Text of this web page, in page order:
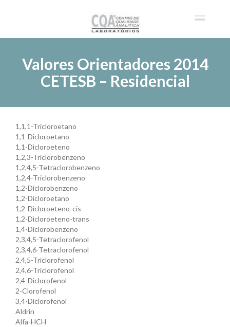
Valores Orientadores 2014
CETESB – Residencial
1,1,1-Tricloroetano
1,1-Dicloroetano
1,1-Dicloroeteno
1,2,3-Triclorobenzeno
1,2,4,5-Tetraclorobenzeno
1,2,4-Triclorobenzeno
1,2-Diclorobenzeno
1,2-Dicloroetano
1,2-Dicloroeteno-cis
1,2-Dicloroeteno-trans
1,4-Diclorobenzeno
2,3,4,5-Tetraclorofenol
2,3,4,6-Tetraclorofenol
2,4,5-Triclorofenol
2,4,6-Triclorofenol
2,4-Diclorofenol
2-Clorofenol
3,4-Diclorofenol
Aldrin
Alfa-HCH